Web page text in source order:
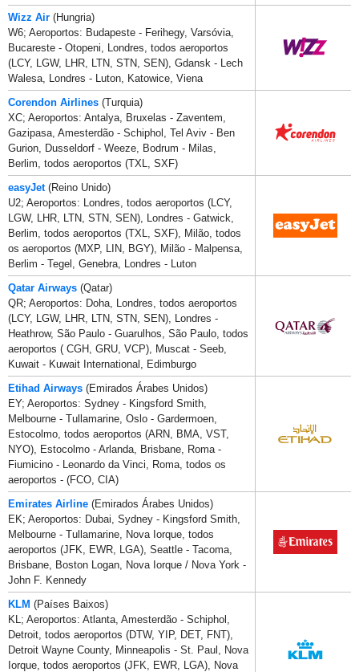
Wizz Air (Hungria)
W6; Aeroportos: Budapeste - Ferihegy, Varsóvia,
Bucareste - Otopeni, Londres, todos aeroportos
(LCY, LGW, LHR, LTN, STN, SEN), Gdansk - Lech
Walesa, Londres - Luton, Katowice, Viena
Corendon Airlines (Turquia)
XC; Aeroportos: Antalya, Bruxelas - Zaventem,
Gazipasa, Amesterdão - Schiphol, Tel Aviv - Ben
Gurion, Dusseldorf - Weeze, Bodrum - Milas,
Berlim, todos aeroportos (TXL, SXF)
easyJet(Reino Unido)
U2; Aeroportos: Londres, todos aeroportos (LCY,
LGW, LHR, LTN, STN, SEN), Londres - Gatwick,
Berlim, todos aeroportos (TXL, SXF), Milão, todos
os aeroportos (MXP, LIN, BGY), Milão - Malpensa,
Berlim - Tegel, Genebra, Londres - Luton
Qatar Airways (Qatar)
QR; Aeroportos: Doha, Londres, todos aeroportos
(LCY, LGW, LHR, LTN, STN, SEN), Londres -
Heathrow, São Paulo - Guarulhos, São Paulo, todos
aeroportos ( CGH, GRU, VCP), Muscat - Seeb,
Kuwait - Kuwait International, Edimburgo
Etihad Airways (Emirados Árabes Unidos)
EY; Aeroportos: Sydney - Kingsford Smith,
Melbourne - Tullamarine, Oslo - Gardermoen,
Estocolmo, todos aeroportos (ARN, BMA, VST,
NYO), Estocolmo - Arlanda, Brisbane, Roma -
Fiumicino - Leonardo da Vinci, Roma, todos os
aeroportos - (FCO, CIA)
Emirates Airline (Emirados Árabes Unidos)
EK; Aeroportos: Dubai, Sydney - Kingsford Smith,
Melbourne - Tullamarine, Nova Iorque, todos
aeroportos (JFK, EWR, LGA), Seattle - Tacoma,
Brisbane, Boston Logan, Nova Iorque / Nova York -
John F. Kennedy
KLM (Países Baixos)
KL; Aeroportos: Atlanta, Amesterdão - Schiphol,
Detroit, todos aeroportos (DTW, YIP, DET, FNT),
Detroit Wayne County, Minneapolis - St. Paul, Nova
Iorque, todos aeroportos (JFK, EWR, LGA), Nova